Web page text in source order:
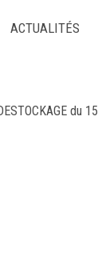
ACTUALITÉS
du 15